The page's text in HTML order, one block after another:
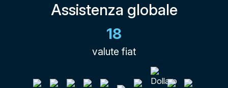
Assistenza globale
18
valute fiat